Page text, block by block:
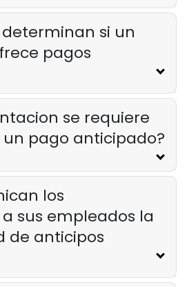
si un
pagos
se requiere
pago anticipado?
los
sus empleados la
de anticipos